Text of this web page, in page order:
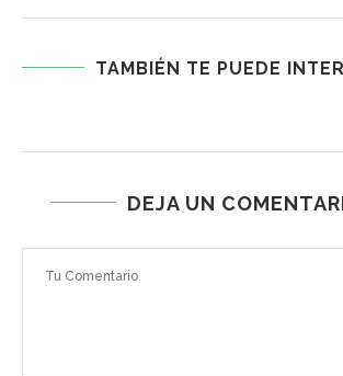
TAMBIÉN TE PUEDE
DEJA UN